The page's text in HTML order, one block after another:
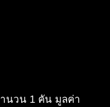
านวน 1 คัน มูลค่า